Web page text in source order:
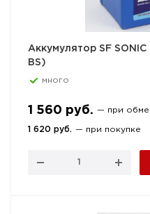
Аккумулятор SF
BS)
много
1 560 руб. — при
1 620 руб. — при покупке